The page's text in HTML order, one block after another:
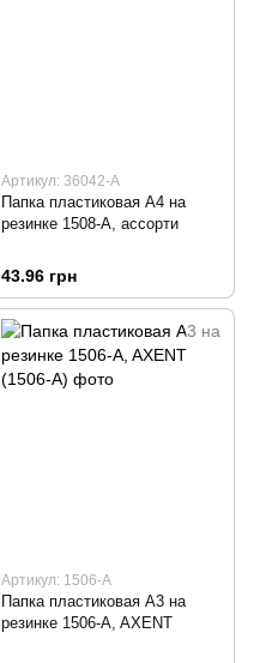
Артикул: 36042-A
Папка пластиковая А4 на
резинке 1508-А, ассорти
43.96 грн
Артикул: 1506-A
Папка пластиковая А3 на
резинке 1506-A, AXENT